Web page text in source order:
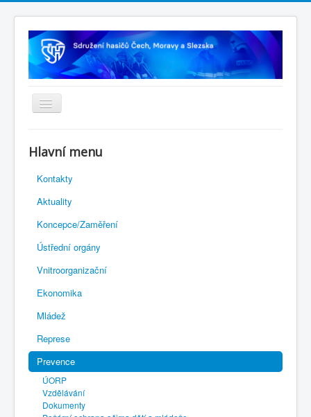
Rejstřík sportu
Novelizace Stanov SH ČMS
Plán činnosti 2026
Kalendář akcí
Výhody pro členy
Portál REDENOX
Hlavní menu
Kontakty
Aktuality
Koncepce/Zaměření
Ústřední orgány
Vnitroorganizační
Ekonomika
Mládež
Represe
Prevence
ÚORP
Vzdělávání
Dokumenty